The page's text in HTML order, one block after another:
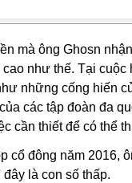
mà ông Ghosn
cao như thế. Tại
những cống hiến
các tập đoàn đa
cần thiết để có thể
cổ đông năm 2016,
là con số thấp.